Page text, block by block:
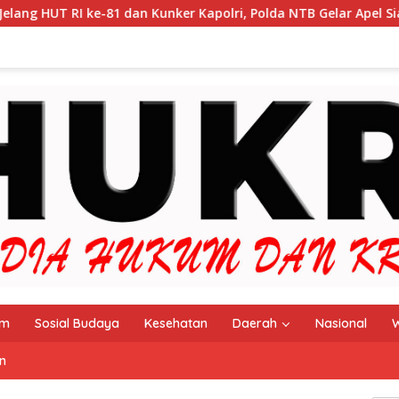
dan Kunker Kapolri, Polda NTB Gelar Apel Siaga Kamtibmas
Sosial Budaya Kesehatan Daerah Nasional